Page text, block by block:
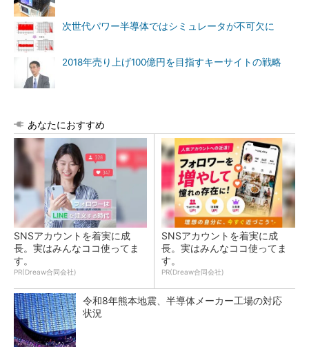
次世代パワー半導体ではシミュレータが不可欠に
2018年売り上げ100億円を目指すキーサイトの戦略
あなたにおすすめ
SNSアカウントを着実に成
長。実はみんなココ使ってま
す。
PR(Dreaw合同会社)
SNSアカウントを着実に成
長。実はみんなココ使ってま
す。
PR(Dreaw合同会社)
令和8年熊本地震、半導体メーカー工場の対応
状況